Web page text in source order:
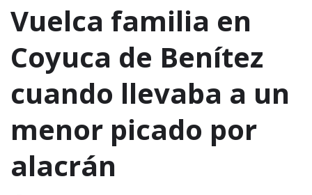
Vuelca familia en
Coyuca de Benítez
cuando llevaba a un
menor picado por
alacrán